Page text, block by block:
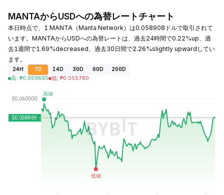
MANTAからUSDへの為替レートチャート
本日時点で、1 MANTA（Manta Network）は0.058908ドルで取引されて
います。MANTAからUSDへの為替レートは、過去24時間で0.22%up、過
去1週間で1.69%decreased、過去30日間で2.26%slightly upwardしてい
ます。
24H 7D 14D 30D 60D
200D
高: ₱0.059695 低: ₱0.055780
最終更新日時：2026-08-08、07:48 GMT+0